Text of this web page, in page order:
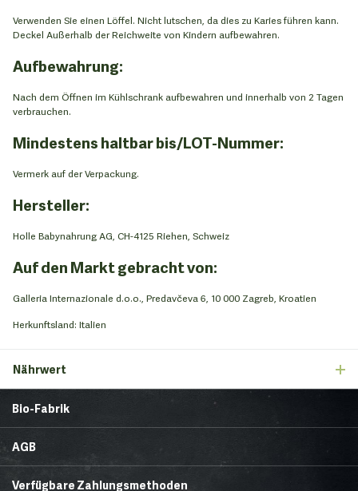
Verwenden Sie einen Löffel. Nicht lutschen, da dies zu Karies führen kann.
Deckel Außerhalb der Reichweite von Kindern aufbewahren.
Aufbewahrung:
Nach dem Öffnen im Kühlschrank aufbewahren und innerhalb von 2 Tagen
verbrauchen.
Mindestens haltbar bis/LOT-Nummer:
Vermerk auf der Verpackung.
Hersteller:
Holle Babynahrung AG, CH-4125 Riehen, Schweiz
Auf den Markt gebracht von:
Galleria Internazionale d.o.o., Predavčeva 6, 10 000 Zagreb, Kroatien
Herkunftsland: Italien
Nährwert
Bio-Fabrik
News
AGB
Lieferbedingungen
Verfügbare Zahlungsmethoden